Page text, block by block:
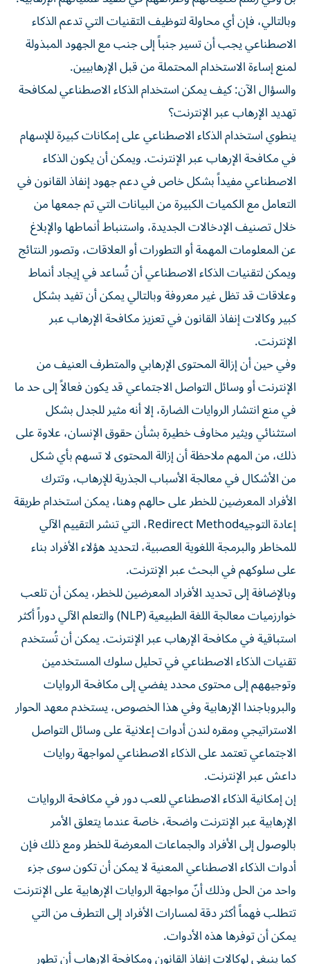
وبالتالي، فإن أي محاولة لتوظيف التقنيات التي تدعم الذكاء
الاصطناعي يجب أن تسير جنباً إلى جنب مع الجهود المبذولة
لمنع إساءة الاستخدام المحتملة من قبل الإرهابيين.
والسؤال الآن: كيف يمكن استخدام الذكاء الاصطناعي لمكافحة
تهديد الإرهاب عبر الإنترنت؟
ينطوي استخدام الذكاء الاصطناعي على إمكانات كبيرة للإسهام
في مكافحة الإرهاب عبر الإنترنت. ويمكن أن يكون الذكاء
الاصطناعي مفيداً بشكل خاص في دعم جهود إنفاذ القانون في
التعامل مع الكميات الكبيرة من البيانات التي تم جمعها من
خلال تصنيف الإدخالات الجديدة، واستنباط أنماطها والإبلاغ
عن المعلومات المهمة أو التطورات أو العلاقات، وتصور النتائج
ويمكن لتقنيات الذكاء الاصطناعي أن تُساعد في إيجاد أنماط
وعلاقات قد تظل غير معروفة وبالتالي يمكن أن تفيد بشكل
كبير وكالات إنفاذ القانون في تعزيز مكافحة الإرهاب عبر
الإنترنت.
وفي حين أن إزالة المحتوى الإرهابي والمتطرف العنيف من
الإنترنت أو وسائل التواصل الاجتماعي قد يكون فعالاً إلى حد ما
في منع انتشار الروايات الضارة، إلا أنه مثير للجدل بشكل
استثنائي ويثير مخاوف خطيرة بشأن حقوق الإنسان، علاوة على
ذلك، من المهم ملاحظة أن إزالة المحتوى لا تسهم بأي شكل
من الأشكال في معالجة الأسباب الجذرية للإرهاب، وتترك
الأفراد المعرضين للخطر على حالهم وهنا، يمكن استخدام طريقة
إعادة التوجيهRedirect Method، التي تنشر التقييم الآلي
للمخاطر والبرمجة اللغوية العصبية، لتحديد هؤلاء الأفراد بناء
على سلوكهم في البحث عبر الإنترنت.
وبالإضافة إلى تحديد الأفراد المعرضين للخطر، يمكن أن تلعب
خوارزميات معالجة اللغة الطبيعية (NLP) والتعلم الآلي دوراً أكثر
استباقية في مكافحة الإرهاب عبر الإنترنت. يمكن أن تُستخدم
تقنيات الذكاء الاصطناعي في تحليل سلوك المستخدمين
وتوجيههم إلى محتوى محدد يفضي إلى مكافحة الروايات
والبروباجندا الإرهابية وفي هذا الخصوص، يستخدم معهد الحوار
الاستراتيجي ومقره لندن أدوات إعلانية على وسائل التواصل
الاجتماعي تعتمد على الذكاء الاصطناعي لمواجهة روايات
داعش عبر الإنترنت.
إن إمكانية الذكاء الاصطناعي للعب دور في مكافحة الروايات
الإرهابية عبر الإنترنت واضحة، خاصة عندما يتعلق الأمر
بالوصول إلى الأفراد والجماعات المعرضة للخطر ومع ذلك فإن
أدوات الذكاء الاصطناعي المعنية لا يمكن أن تكون سوى جزء
واحد من الحل وذلك أنّ مواجهة الروايات الإرهابية على الإنترنت
تتطلب فهماً أكثر دقة لمسارات الأفراد إلى التطرف من التي
يمكن أن توفرها هذه الأدوات.